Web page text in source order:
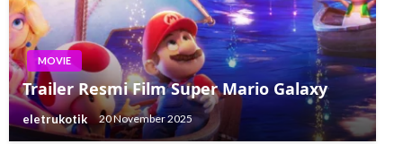
MOVIE
Trailer Resmi Film Super Mario Galaxy
eletrukotik 20 November 2025